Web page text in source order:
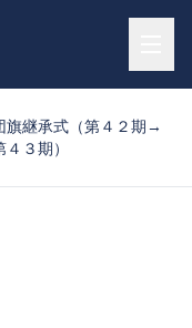
旗継承式（第４２期→
４３期）